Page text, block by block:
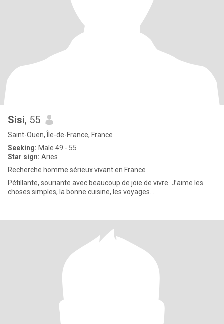
Sisi, 55
Saint-Ouen, Île-de-France, France
Seeking: Male 49 - 55
Star sign: Aries
Recherche homme sérieux vivant en France
Pétillante, souriante avec beaucoup de joie de vivre. J’aime les
choses simples, la bonne cuisine, les voyages…